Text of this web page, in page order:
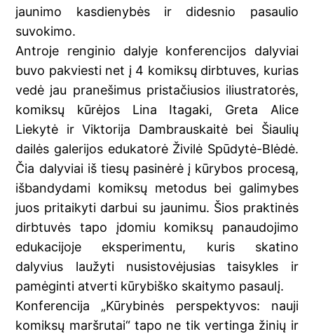
jaunimo kasdienybės ir didesnio pasaulio
suvokimo.
Antroje renginio dalyje konferencijos dalyviai
buvo pakviesti net į 4 komiksų dirbtuves, kurias
vedė jau pranešimus pristačiusios iliustratorės,
komiksų kūrėjos Lina Itagaki, Greta Alice
Liekytė ir Viktorija Dambrauskaitė bei Šiaulių
dailės galerijos edukatorė Živilė Spūdytė-Blėdė.
Čia dalyviai iš tiesų pasinėrė į kūrybos procesą,
išbandydami komiksų metodus bei galimybes
juos pritaikyti darbui su jaunimu. Šios praktinės
dirbtuvės tapo įdomiu komiksų panaudojimo
edukacijoje eksperimentu, kuris skatino
dalyvius laužyti nusistovėjusias taisykles ir
pamėginti atverti kūrybiško skaitymo pasaulį.
Konferencija „Kūrybinės perspektyvos: nauji
komiksų maršrutai“ tapo ne tik vertinga žinių ir